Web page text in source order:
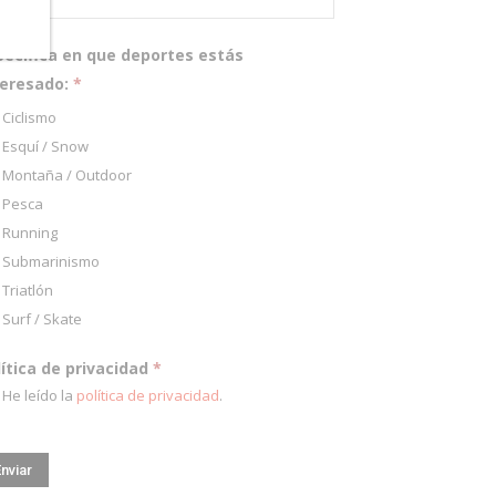
en que deportes estás
*
Ciclismo
Esquí / Snow
Montaña / Outdoor
Pesca
Running
Submarinismo
Triatlón
Surf / Skate
de privacidad *
He leído la política de privacidad.